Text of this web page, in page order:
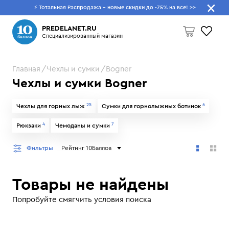
⚡ Тотальная Распродажа - новые скидки до -75% на все! >>
PREDELANET.RU
Специализированный магазин
Пусто
Что будем искать?
Главная Чехлы и сумки Bogner
Чехлы и сумки Bogner
Чехлы для горных лыж 25 Сумки для горнолыжных ботинок 6
Рюкзаки 4 Чемоданы и сумки 7
Фильтры Рейтинг 10Баллов
Товары не найдены
Попробуйте смягчить условия поиска